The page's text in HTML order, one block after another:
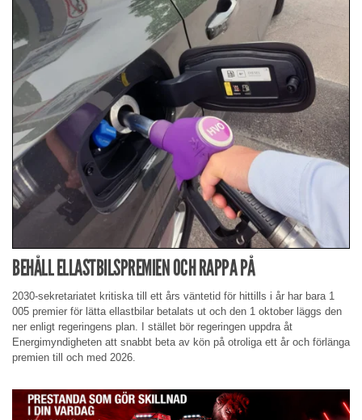
BEHÅLL ELLASTBILSPREMIEN OCH RAPPA PÅ
2030-sekretariatet kritiska till ett års väntetid för hittills i år har bara 1
005 premier för lätta ellastbilar betalats ut och den 1 oktober läggs den
ner enligt regeringens plan. I stället bör regeringen uppdra åt
Energimyndigheten att snabbt beta av kön på otroliga ett år och förlänga
premien till och med 2026.